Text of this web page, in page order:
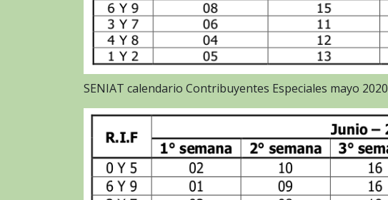
SENIAT calendario Contribuyentes Especiales mayo 2020